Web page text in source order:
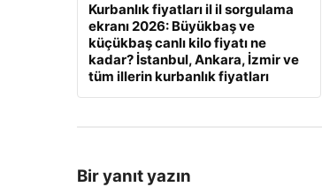
Kurbanlık fiyatları il il sorgulama
ekranı 2026: Büyükbaş ve
küçükbaş canlı kilo fiyatı ne
kadar? İstanbul, Ankara, İzmir ve
tüm illerin kurbanlık fiyatları
Bir yanıt yazın